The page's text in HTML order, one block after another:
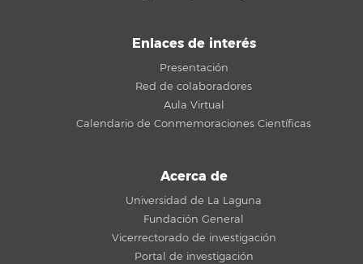
Enlaces de interés
Presentación
Red de colaboradores
Aula Virtual
Calendario de Conmemoraciones Científicas
Acerca de
Universidad de La Laguna
Fundación General
Vicerrectorado de investigación
Portal de investigación